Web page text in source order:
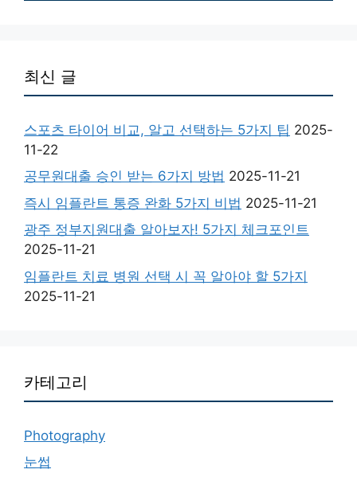
최신 글
스포츠 타이어 비교, 알고 선택하는 5가지 팁 2025-
11-22
공무원대출 승인 받는 6가지 방법 2025-11-21
즉시 임플란트 통증 완화 5가지 비법 2025-11-21
광주 정부지원대출 알아보자! 5가지 체크포인트
2025-11-21
임플란트 치료 병원 선택 시 꼭 알아야 할 5가지
2025-11-21
카테고리
Photography
눈썹